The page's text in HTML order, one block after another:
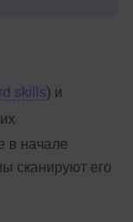
skills) и
в начале
сканируют его